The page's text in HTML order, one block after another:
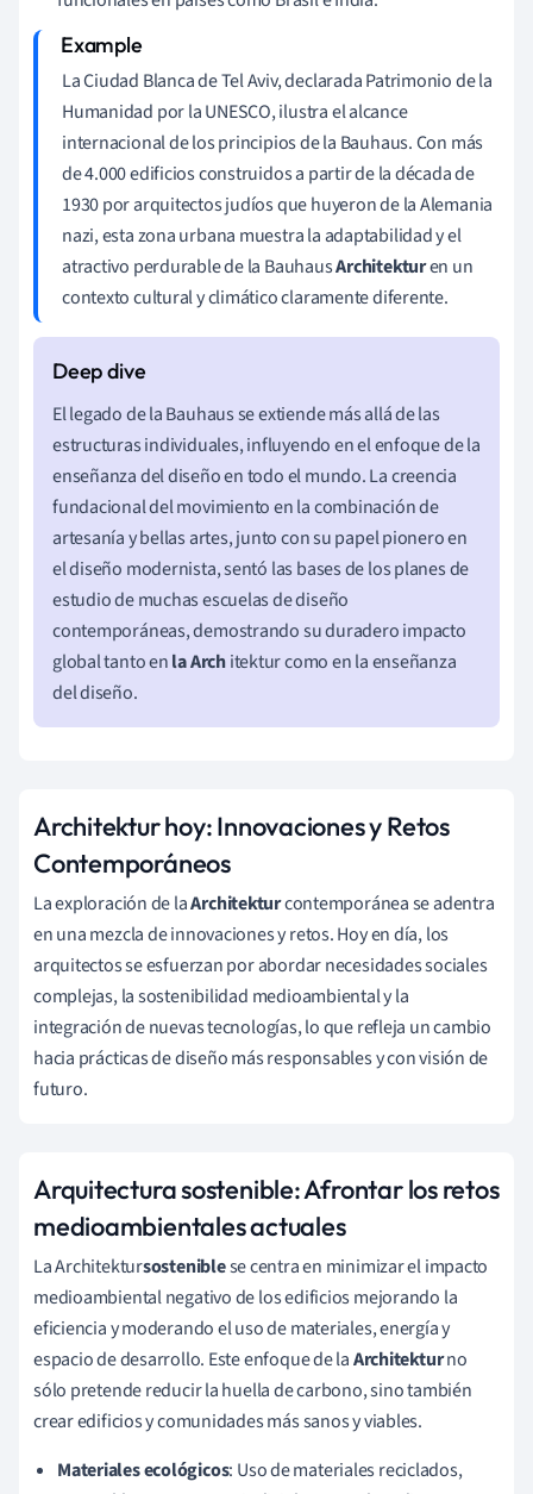
La Ciudad Blanca de Tel Aviv, declarada Patrimonio de la
Humanidad por la UNESCO, ilustra el alcance
internacional de los principios de la Bauhaus. Con más
de 4.000 edificios construidos a partir de la década de
1930 por arquitectos judíos que huyeron de la Alemania
nazi, esta zona urbana muestra la adaptabilidad y el
atractivo perdurable de la BauhausArchitekturen un
contexto cultural y climático claramente diferente.
El legado de la Bauhaus se extiende más allá de las
estructuras individuales, influyendo en el enfoque de la
enseñanza del diseño en todo el mundo. La creencia
fundacional del movimiento en la combinación de
artesanía y bellas artes, junto con su papel pionero en
el diseño modernista, sentó las bases de los planes de
estudio de muchas escuelas de diseño
contemporáneas, demostrando su duradero impacto
global tanto enla Architektur como en la enseñanza
del diseño.
Architektur hoy: Innovaciones y Retos
Contemporáneos
La exploración de laArchitekturcontemporánea se adentra
en una mezcla de innovaciones y retos. Hoy en día, los
arquitectos se esfuerzan por abordar necesidades sociales
complejas, la sostenibilidad medioambiental y la
integración de nuevas tecnologías, lo que refleja un cambio
hacia prácticas de diseño más responsables y con visión de
futuro.
Arquitectura sostenible: Afrontar los retos
medioambientales actuales
La Architektursosteniblese centra en minimizar el impacto
medioambiental negativo de los edificios mejorando la
eficiencia y moderando el uso de materiales, energía y
espacio de desarrollo. Este enfoque de laArchitekturno
sólo pretende reducir la huella de carbono, sino también
crear edificios y comunidades más sanos y viables.
Materiales ecológicos: Uso de materiales reciclados,